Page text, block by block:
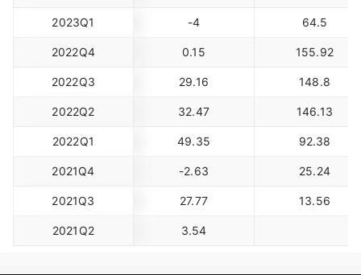
2023Q1 -4 64.5
2022Q4 0.15 155.92
2022Q3 29.16 148.8
2022Q2 32.47 146.13
2022Q1 49.35 92.38
2021Q4 -2.63 25.24
2021Q3 27.77 13.56
2021Q2 3.54